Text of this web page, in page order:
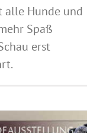
alle Hunde und
Spaß
erst